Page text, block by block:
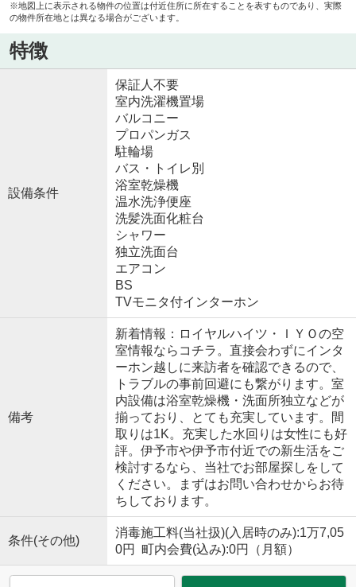
※地図上に表示される物件の位置は付近住所に所在することを表すものであり、実際
の物件所在地とは異なる場合がございます。
特徴
設備条件
保証人不要
室内洗濯機置場
バルコニー
プロパンガス
駐輪場
バス・トイレ別
浴室乾燥機
温水洗浄便座
洗髪洗面化粧台
シャワー
独立洗面台
エアコン
BS
TVモニタ付インターホン
備考
新着情報：ロイヤルハイツ・ＩＹＯの空
室情報ならコチラ。直接会わずにインタ
ーホン越しに来訪者を確認できるので、
トラブルの事前回避にも繋がります。室
内設備は浴室乾燥機・洗面所独立などが
揃っており、とても充実しています。間
取りは1K。充実した水回りは女性にも好
評。伊予市や伊予市付近での新生活をご
検討するなら、当社でお部屋探しをして
ください。まずはお問い合わせからお待
ちしております。
条件(その他)
消毒施工料(当社扱)(入居時のみ):1万7,05
0円 町内会費(込み):0円（月額）